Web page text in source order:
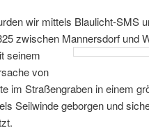
wir mittels Blaulicht-SMS
zwischen Mannersdorf und
seinem
von
im Straßengraben in einem
Seilwinde geborgen und